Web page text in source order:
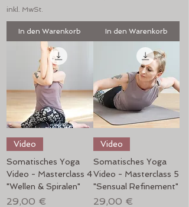
inkl. MwSt.
In den Warenkorb In den Warenkorb
Video
Somatisches Yoga
Video - Masterclass 4
"Wellen & Spiralen"
Preis
29,00 €
Video
Somatisches Yoga
Video - Masterclass 5
"Sensual Refinement"
Preis
29,00 €